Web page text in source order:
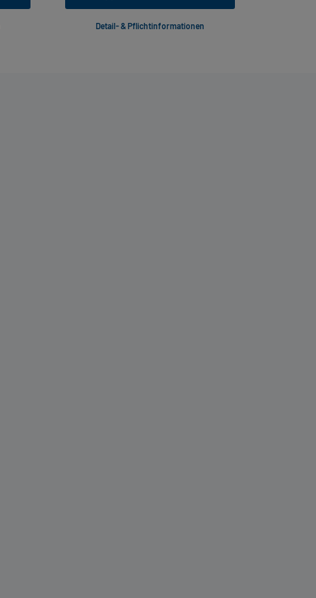
Detail- & Pflichtinformationen